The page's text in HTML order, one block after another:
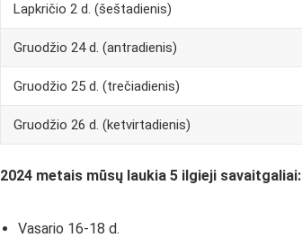
Lapkričio 2 d. (šeštadienis)
Gruodžio 24 d. (antradienis)
Gruodžio 25 d. (trečiadienis)
Gruodžio 26 d. (ketvirtadienis)
2024 metais mūsų laukia 5 ilgieji savaitgaliai:
Vasario 16-18 d.